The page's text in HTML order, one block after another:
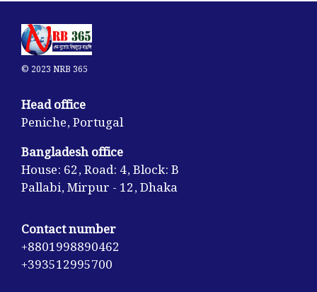
© 2023 NRB 365
Head office
Peniche, Portugal
Bangladesh office
House: 62, Road: 4, Block: B
Pallabi, Mirpur - 12, Dhaka
Contact number
+8801998890462
+393512995700